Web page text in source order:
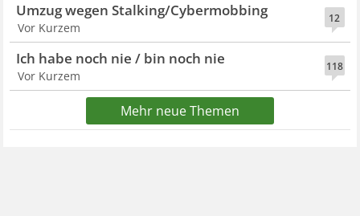
12
Umzug wegen Stalking/Cybermobbing
Vor Kurzem
118
Ich habe noch nie / bin noch nie
Vor Kurzem
Mehr neue Themen